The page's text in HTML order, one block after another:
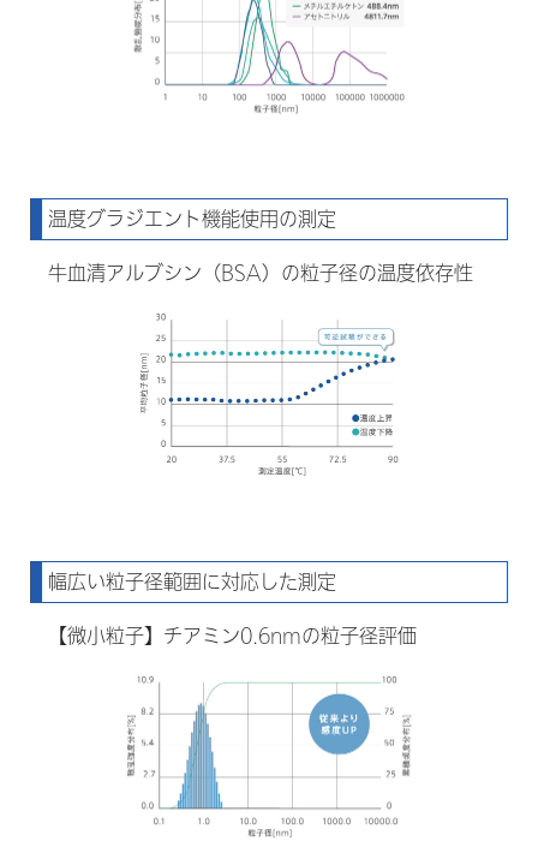
温度グラジエント機能使用の測定
牛血清アルブシン（BSA）の粒子径の温度依存性
幅広い粒子径範囲に対応した測定
【微小粒子】チアミン0.6nmの粒子径評価